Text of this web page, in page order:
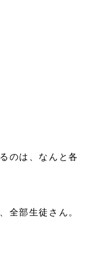
のは、なんと各
全部生徒さん。